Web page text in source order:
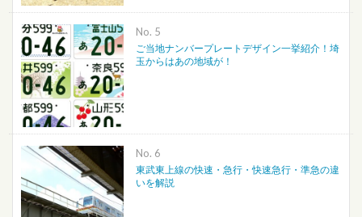
No.
ご当地ナンバープレートデザイン一挙紹介！埼
玉からはあの地域が！
No.
東武東上線の快速・急行・快速急行・準急の違
いを解説